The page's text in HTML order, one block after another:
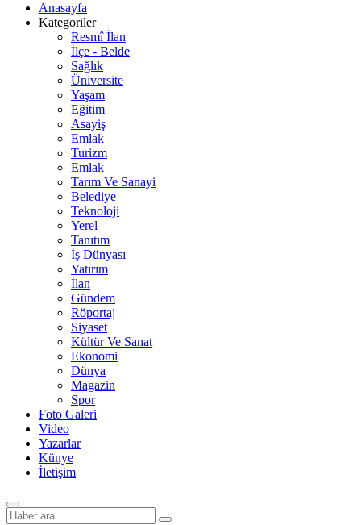
Anasayfa
Kategoriler
Resmî İlan
İlçe - Belde
Sağlık
Üniversite
Yaşam
Eğitim
Asayiş
Emlak
Turizm
Emlak
Tarım Ve Sanayi
Belediye
Teknoloji
Yerel
Tanıtım
İş Dünyası
Yatırım
İlan
Gündem
Röportaj
Siyaset
Kültür Ve Sanat
Ekonomi
Dünya
Magazin
Spor
Foto Galeri
Video
Yazarlar
Künye
İletişim